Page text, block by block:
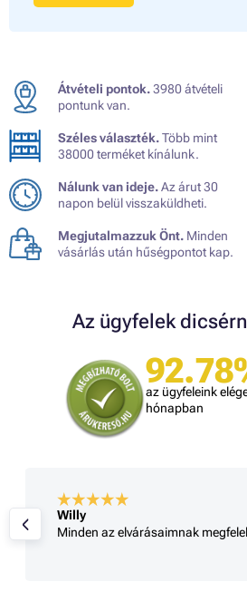
Átvételi pontok.3980 átvételi
pontunk van.
Széles választék.Több mint
38000 terméket kínálunk.
Nálunk van ideje.Az árut 30
napon belül visszaküldheti.
Megjutalmazzuk Önt. Minden
vásárlás után hűségpontot kap.
Az ügyfelek
az ügyfeleink
hónapban
Willy
Minden az elvárásaimnak